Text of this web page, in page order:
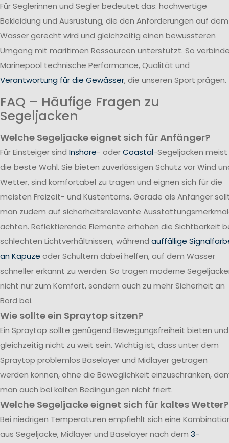
Für Seglerinnen und Segler bedeutet das: hochwertige
Bekleidung und Ausrüstung, die den Anforderungen auf dem
Wasser gerecht wird und gleichzeitig einen bewussteren
Umgang mit maritimen Ressourcen unterstützt. So
Marinepool technische Performance, Qualität und
Verantwortung für die Gewässer, die unseren Sport prägen.
FAQ – Häufige Fragen zu
Segeljacken
Welche Segeljacke eignet sich für Anfänger?
Für Einsteiger sind Inshore- oderCoastal-Segeljacken meist
die beste Wahl. Sie bieten zuverlässigen Schutz vor Wind
Wetter, sind komfortabel zu tragen und eignen sich für die
meisten Freizeit- und Küstentörns. Gerade als Anfänger
man zudem auf sicherheitsrelevante
achten. Reflektierende Elemente erhöhen die Sichtbarkeit
schlechten Lichtverhältnissen, während auffällige
an Kapuze oder Schultern dabei helfen, auf dem Wasser
schneller erkannt zu werden. So tragen moderne
nicht nur zum Komfort, sondern auch zu mehr Sicherheit an
Bord bei.
Wie sollte ein Spraytop sitzen?
Ein Spraytop sollte genügend Bewegungsfreiheit bieten und
gleichzeitig nicht zu weit sein. Wichtig ist, dass unter dem
Spraytop problemlos Baselayer und Midlayer getragen
werden können, ohne die Beweglichkeit einzuschränken,
man auch bei kalten Bedingungen nicht friert.
Welche Segeljacke eignet sich für kaltes Wetter?
Bei niedrigen Temperaturen empfiehlt sich eine
aus Segeljacke, Midlayer und Baselayer nach dem 3-